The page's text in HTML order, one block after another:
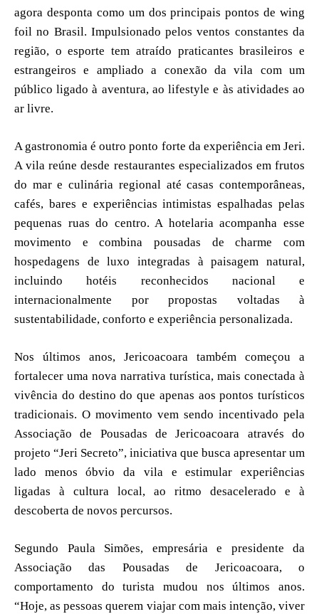
agora desponta como um dos principais pontos de wing
foil no Brasil. Impulsionado pelos ventos constantes da
região, o esporte tem atraído praticantes brasileiros e
estrangeiros e ampliado a conexão da vila com um
público ligado à aventura, ao lifestyle e às atividades ao
ar livre.
A gastronomia é outro ponto forte da experiência em Jeri.
A vila reúne desde restaurantes especializados em frutos
do mar e culinária regional até casas contemporâneas,
cafés, bares e experiências intimistas espalhadas pelas
pequenas ruas do centro. A hotelaria acompanha esse
movimento e combina pousadas de charme com
hospedagens de luxo integradas à paisagem natural,
incluindo hotéis reconhecidos nacional e
internacionalmente por propostas voltadas à
sustentabilidade, conforto e experiência personalizada.
Nos últimos anos, Jericoacoara também começou a
fortalecer uma nova narrativa turística, mais conectada à
vivência do destino do que apenas aos pontos turísticos
tradicionais. O movimento vem sendo incentivado pela
Associação de Pousadas de Jericoacoara através do
projeto “Jeri Secreto”, iniciativa que busca apresentar um
lado menos óbvio da vila e estimular experiências
ligadas à cultura local, ao ritmo desacelerado e à
descoberta de novos percursos.
Segundo Paula Simões, empresária e presidente da
Associação das Pousadas de Jericoacoara, o
comportamento do turista mudou nos últimos anos.
“Hoje, as pessoas querem viajar com mais intenção, viver